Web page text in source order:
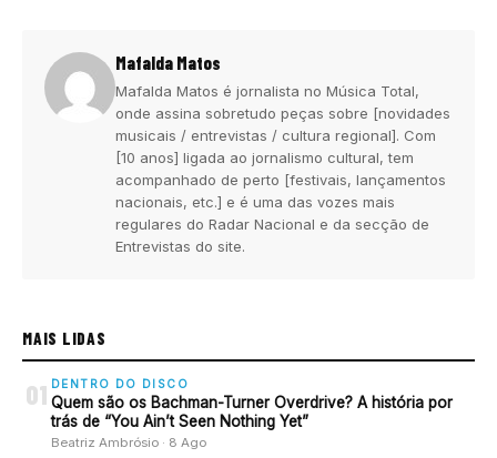
Mafalda Matos
Mafalda Matos é jornalista no Música Total,
onde assina sobretudo peças sobre [novidades
musicais / entrevistas / cultura regional]. Com
[10 anos] ligada ao jornalismo cultural, tem
acompanhado de perto [festivais, lançamentos
nacionais, etc.] e é uma das vozes mais
regulares do Radar Nacional e da secção de
Entrevistas do site.
MAIS LIDAS
01 DENTRO DO DISCO
Quem são os Bachman-Turner Overdrive? A história por
trás de “You Ain’t Seen Nothing Yet”
Beatriz Ambrósio · 8 Ago